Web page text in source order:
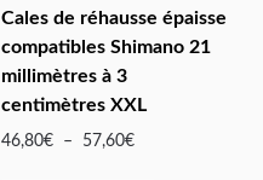
Cales de réhausse épaisse
compatibles Shimano 21
millimètres à 3
centimètres XXL
46,80€ – 57,60€